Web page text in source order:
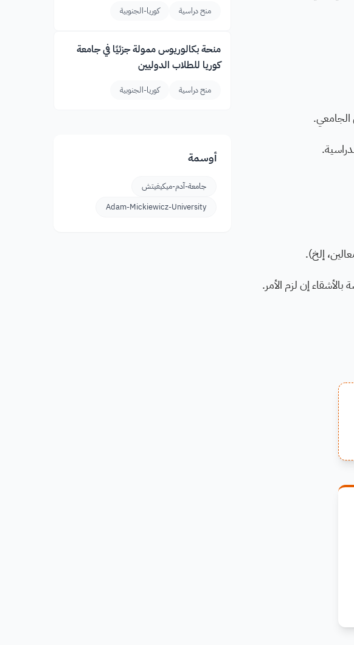
الجامعي.
إلخ).
إن لزم الأمر.
منح دراسية كوريا-الجنوبية
منحة بكالوريوس ممولة جزئيًا في جامعة
كوريا للطلاب الدوليين
منح دراسية كوريا-الجنوبية
أوسمة
جامعة-آدم-ميكيفيتش
Adam-Mickiewicz-University